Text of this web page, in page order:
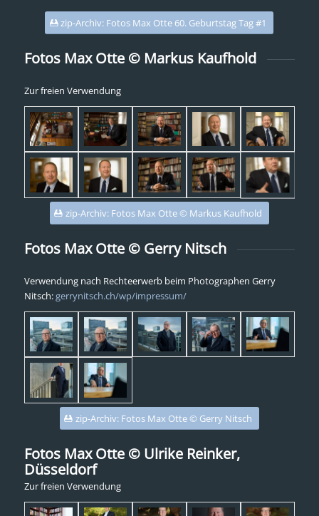
zip-Archiv: Fotos Max Otte 60. Geburtstag Tag #1
Fotos Max Otte © Markus Kaufhold
Zur freien Verwendung
zip-Archiv: Fotos Max Otte © Markus Kaufhold
Fotos Max Otte © Gerry Nitsch
Verwendung nach Rechteerwerb beim Photographen Gerry
Nitsch:gerrynitsch.ch/wp/impressum/
zip-Archiv: Fotos Max Otte © Gerry Nitsch
Fotos Max Otte © Ulrike Reinker,
Düsseldorf
Zur freien Verwendung